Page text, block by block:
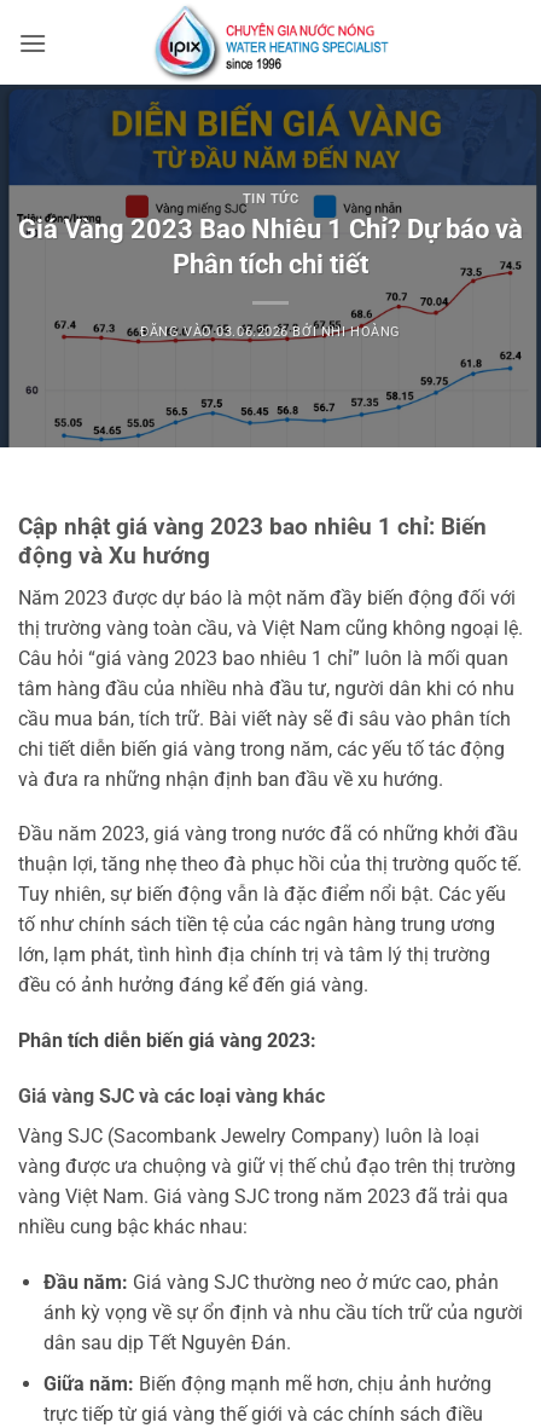
qua
TIN TỨC
Giá Vàng 2023 Bao Nhiêu 1 Chỉ? Dự báo và
Phân tích chi tiết
ĐĂNG VÀO03.06.2026 BỞINHI HOÀNG
Cập nhật giá vàng 2023 bao nhiêu 1 chỉ: Biến
động và Xu hướng
Năm 2023 được dự báo là một năm đầy biến động đối với
thị trường vàng toàn cầu, và Việt Nam cũng không ngoại lệ.
Câu hỏi “giá vàng 2023 bao nhiêu 1 chỉ” luôn là mối quan
tâm hàng đầu của nhiều nhà đầu tư, người dân khi có nhu
cầu mua bán, tích trữ. Bài viết này sẽ đi sâu vào phân tích
chi tiết diễn biến giá vàng trong năm, các yếu tố tác động
và đưa ra những nhận định ban đầu về xu hướng.
Đầu năm 2023, giá vàng trong nước đã có những khởi đầu
thuận lợi, tăng nhẹ theo đà phục hồi của thị trường quốc tế.
Tuy nhiên, sự biến động vẫn là đặc điểm nổi bật. Các yếu
tố như chính sách tiền tệ của các ngân hàng trung ương
lớn, lạm phát, tình hình địa chính trị và tâm lý thị trường
đều có ảnh hưởng đáng kể đến giá vàng.
Phân tích diễn biến giá vàng 2023:
Giá vàng SJC và các loại vàng khác
Vàng SJC (Sacombank Jewelry Company) luôn là loại
vàng được ưa chuộng và giữ vị thế chủ đạo trên thị trường
vàng Việt Nam. Giá vàng SJC trong năm 2023 đã trải qua
nhiều cung bậc khác nhau:
Đầu năm: Giá vàng SJC thường neo ở mức cao, phản
ánh kỳ vọng về sự ổn định và nhu cầu tích trữ của người
dân sau dịp Tết Nguyên Đán.
Giữa năm: Biến động mạnh mẽ hơn, chịu ảnh hưởng
trực tiếp từ giá vàng thế giới và các chính sách điều